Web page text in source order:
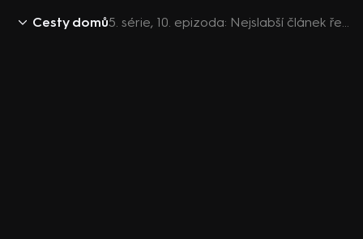
Cesty domů 5. série, 10. epizoda: Nejslabší článek řetězu